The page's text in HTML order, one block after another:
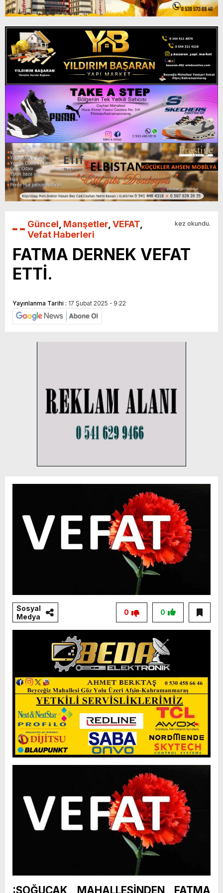
Güncel Manşetler VEFAT
Vefat Haberleri
kez okundu.
FATMA DERNEK VEFAT
ETTİ.
Yayınlanma Tarihi : 17 Şubat 2025 - 9:22
Sosyal
Medya
0
0
:SOĞUCAK MAHALLESİNDEN FATMA